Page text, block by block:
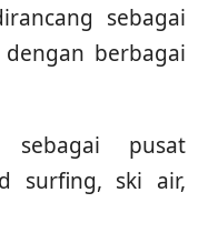
sebagai
berbagai
pusat
surfing, ski air,